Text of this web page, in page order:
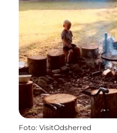
Foto: VisitOdsherred